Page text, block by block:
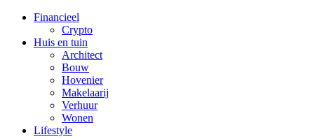
Financieel
Crypto
Huis en tuin
Architect
Bouw
Hovenier
Makelaarij
Verhuur
Wonen
Lifestyle